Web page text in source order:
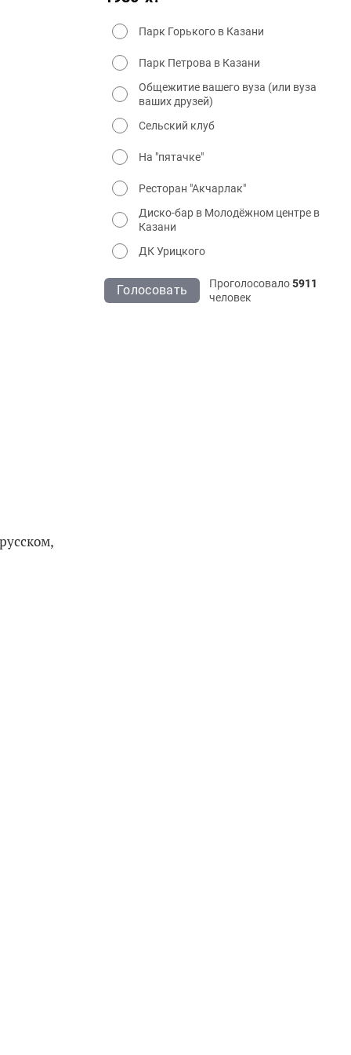
Парк Горького в Казани
Парк Петрова в Казани
Общежитие вашего вуза (или вуза
ваших друзей)
Сельский клуб
На "пятачке"
Ресторан "Акчарлак"
Диско-бар в Молодёжном центре в
Казани
ДК Урицкого
Голосовать Проголосовало5911
человек